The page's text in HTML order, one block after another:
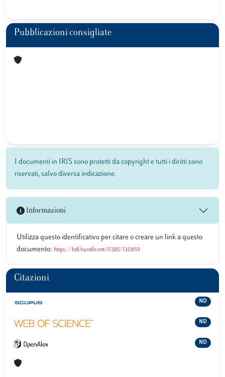
Pubblicazioni consigliate
I documenti in IRIS sono protetti da copyright e tutti i diritti sono
riservati, salvo diversa indicazione.
Informazioni
Utilizza questo identificativo per citare o creare un link a questo
documento: https://hdl.handle.net/11385/130859
Citazioni
ND
ND
ND